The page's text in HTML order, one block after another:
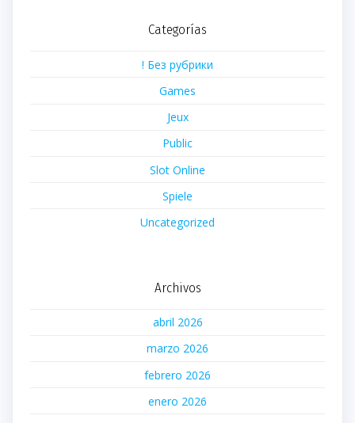
Categorías
! Без рубрики
Games
Jeux
Public
Slot Online
Spiele
Uncategorized
Archivos
abril 2026
marzo 2026
febrero 2026
enero 2026